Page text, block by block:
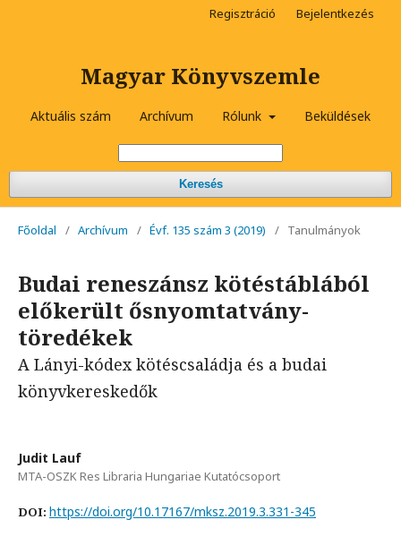
Magyar Könyvszemle
Aktuális szám Archívum Rólunk Beküldések
Keresés
Regisztráció Bejelentkezés
Főoldal / Archívum / Évf. 135 szám 3 (2019) / Tanulmányok
Budai reneszánsz kötéstáblából
előkerült ősnyomtatvány-
töredékek
A Lányi-kódex kötéscsaládja és a budai
könyvkereskedők
Judit Lauf
MTA-OSZK Res Libraria Hungariae Kutatócsoport
DOI: https://doi.org/10.17167/mksz.2019.3.331-345